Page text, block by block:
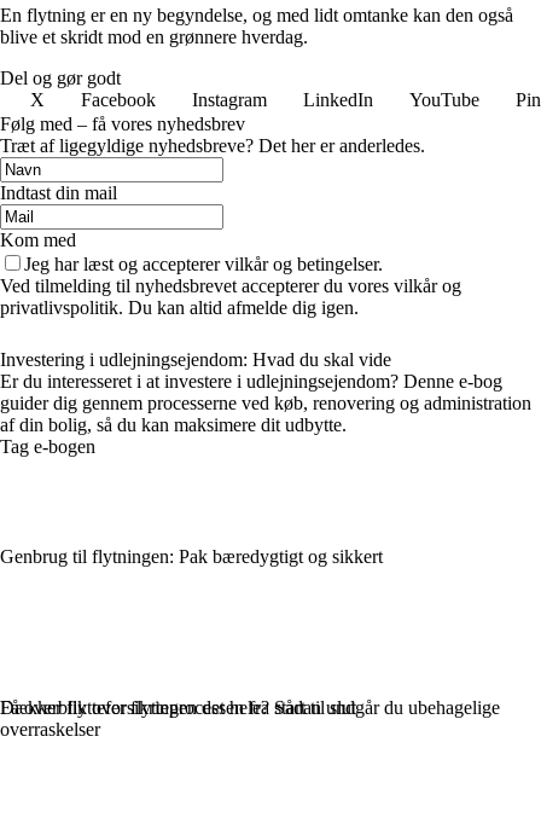
En flytning er en ny begyndelse, og med lidt omtanke kan den også
blive et skridt mod en grønnere hverdag.
Del og gør godt
X
Facebook Instagram LinkedIn YouTube
Følg med – få vores nyhedsbrev
Træt af ligegyldige nyhedsbreve? Det her er anderledes.
Indtast din mail
Kom med
Jeg har læst og accepterer vilkår og betingelser.
Ved tilmelding til nyhedsbrevet accepterer du vores vilkår og
privatlivspolitik. Du kan altid afmelde dig igen.
Investering i udlejningsejendom: Hvad du skal vide
Er du interesseret i at investere i udlejningsejendom? Denne e-bog
guider dig gennem processerne ved køb, renovering og administration
af din bolig, så du kan maksimere dit udbytte.
Tag e-bogen
Genbrug til flytningen: Pak bæredygtigt og sikkert
Dækker flytteforsikringen det hele? Sådan undgår du ubehagelige
overraskelser
Få overblik over flytteprocessen fra start til slut